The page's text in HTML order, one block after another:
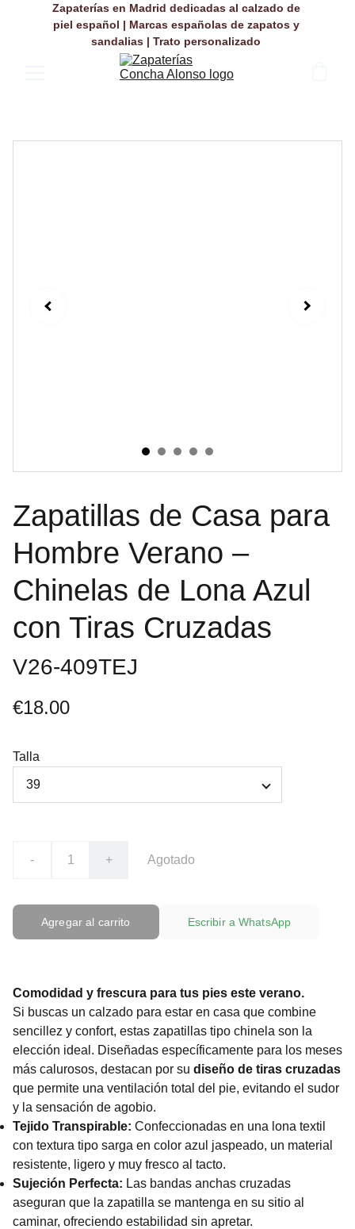
Zapaterías en Madrid dedicadas al calzado de
piel español | Marcas españolas de zapatos y
sandalias | Trato personalizado
Zapatillas de Casa para
Hombre Verano –
Chinelas de Lona Azul
con Tiras Cruzadas
V26-409TEJ
€18.00
Talla
- + Agotado
Agregar al carrito Escribir a WhatsApp
Comodidad y frescura para tus pies este verano.
Si buscas un calzado para estar en casa que combine
sencillez y confort, estas zapatillas tipo chinela son la
elección ideal. Diseñadas específicamente para los meses
más calurosos, destacan por su diseño de tiras cruzadas
que permite una ventilación total del pie, evitando el sudor
y la sensación de agobio.
Tejido Transpirable: Confeccionadas en una lona textil
con textura tipo sarga en color azul jaspeado, un material
resistente, ligero y muy fresco al tacto.
Sujeción Perfecta: Las bandas anchas cruzadas
aseguran que la zapatilla se mantenga en su sitio al
caminar, ofreciendo estabilidad sin apretar.